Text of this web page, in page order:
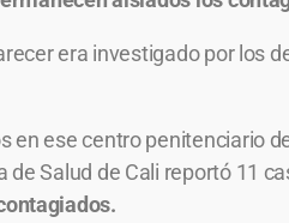
era investigado por los
en ese centro penitenciario
de Salud de Cali reportó 11